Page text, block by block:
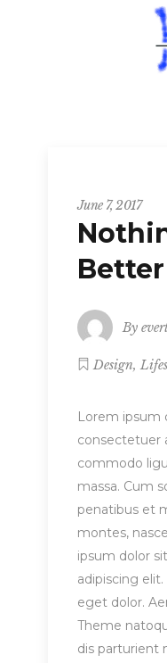
June 7, 2017
Better
By
Design,
Lorem ipsum
consectetuer
commodo
massa. Cum
penatibus et
montes,
ipsum dolor
adipiscing
eget dolor.
Theme
dis parturient